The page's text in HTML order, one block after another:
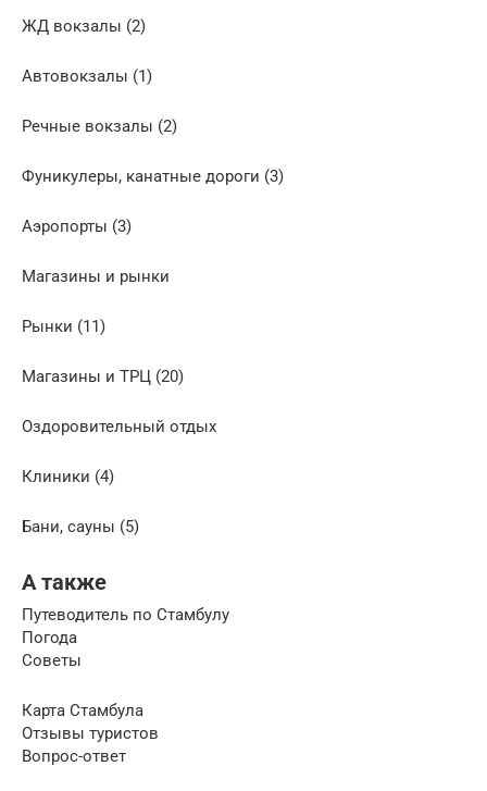
ЖД вокзалы (2)
Автовокзалы (1)
Речные вокзалы (2)
Фуникулеры, канатные дороги (3)
Аэропорты (3)
Магазины и рынки
Рынки (11)
Магазины и ТРЦ (20)
Оздоровительный отдых
Клиники (4)
Бани, сауны (5)
А также
Путеводитель по Стамбулу
Погода
Советы
Карта Стамбула
Отзывы туристов
Вопрос-ответ